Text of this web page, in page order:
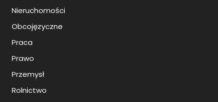
Nieruchomości
Obcojęzyczne
Praca
Prawo
Przemysł
Rolnictwo